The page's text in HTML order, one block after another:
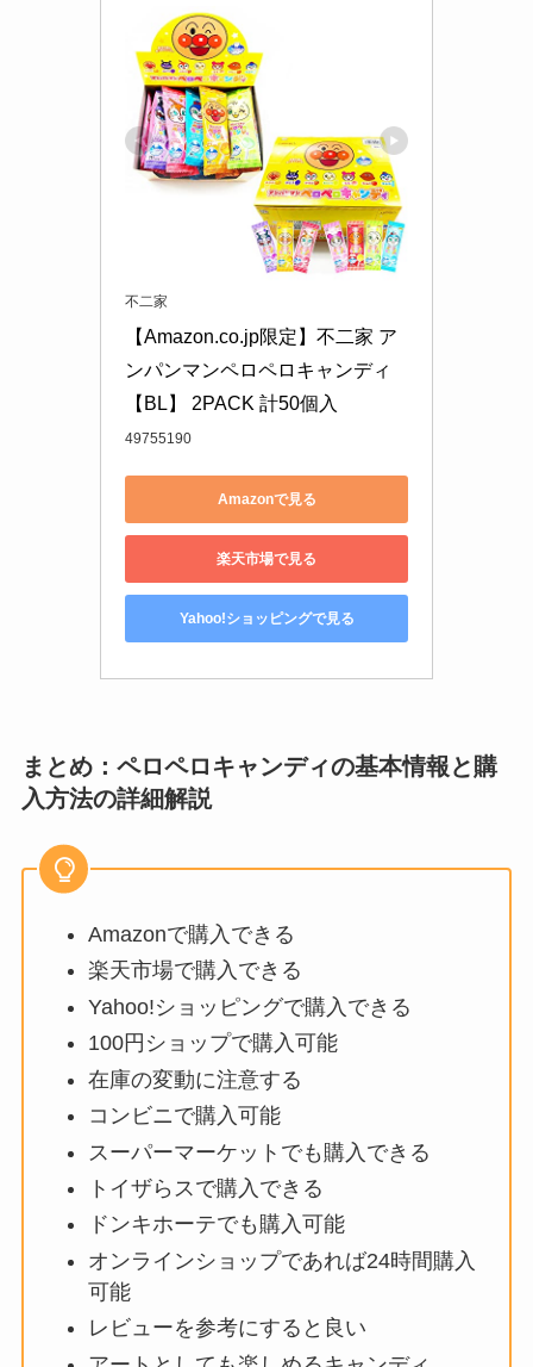
不二家
【Amazon.co.jp限定】不二家 ア
ンパンマンペロペロキャンディ
【BL】 2PACK 計50個入
49755190
Amazonで見る
楽天市場で見る
Yahoo!ショッピングで見る
まとめ：ペロペロキャンディの基本情報と購
入方法の詳細解説
Amazonで購入できる
楽天市場で購入できる
Yahoo!ショッピングで購入できる
100円ショップで購入可能
在庫の変動に注意する
コンビニで購入可能
スーパーマーケットでも購入できる
トイザらスで購入できる
ドンキホーテでも購入可能
オンラインショップであれば24時間購入
可能
レビューを参考にすると良い